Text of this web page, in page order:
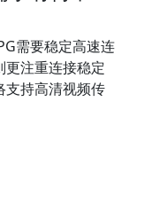
需要稳定高速连
更注重连接稳定
支持高清视频传